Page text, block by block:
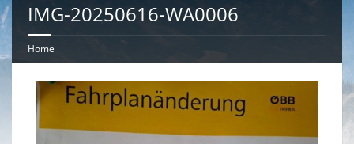
IMG-20250616-WA0006
Home